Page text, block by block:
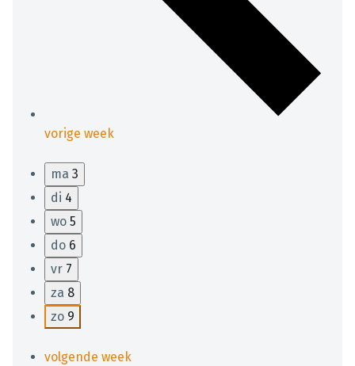
vorige week
ma 3
di 4
wo 5
do 6
vr 7
za 8
zo 9
volgende week